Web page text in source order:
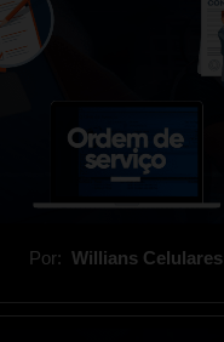
Por: Willians Celulares